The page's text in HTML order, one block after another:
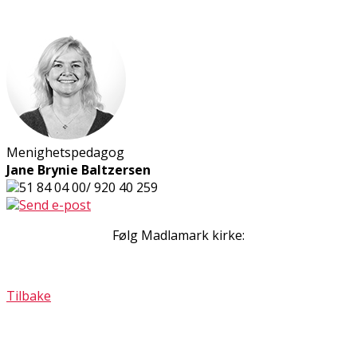
Menighetspedagog
Jane Brynie Baltzersen
51 84 04 00/ 920 40 259
Send e-post
Følg Madlamark kirke:
Tilbake